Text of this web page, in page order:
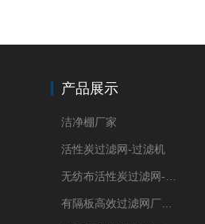
产品展示
洁净棚厂家
活性炭过滤网-过滤机